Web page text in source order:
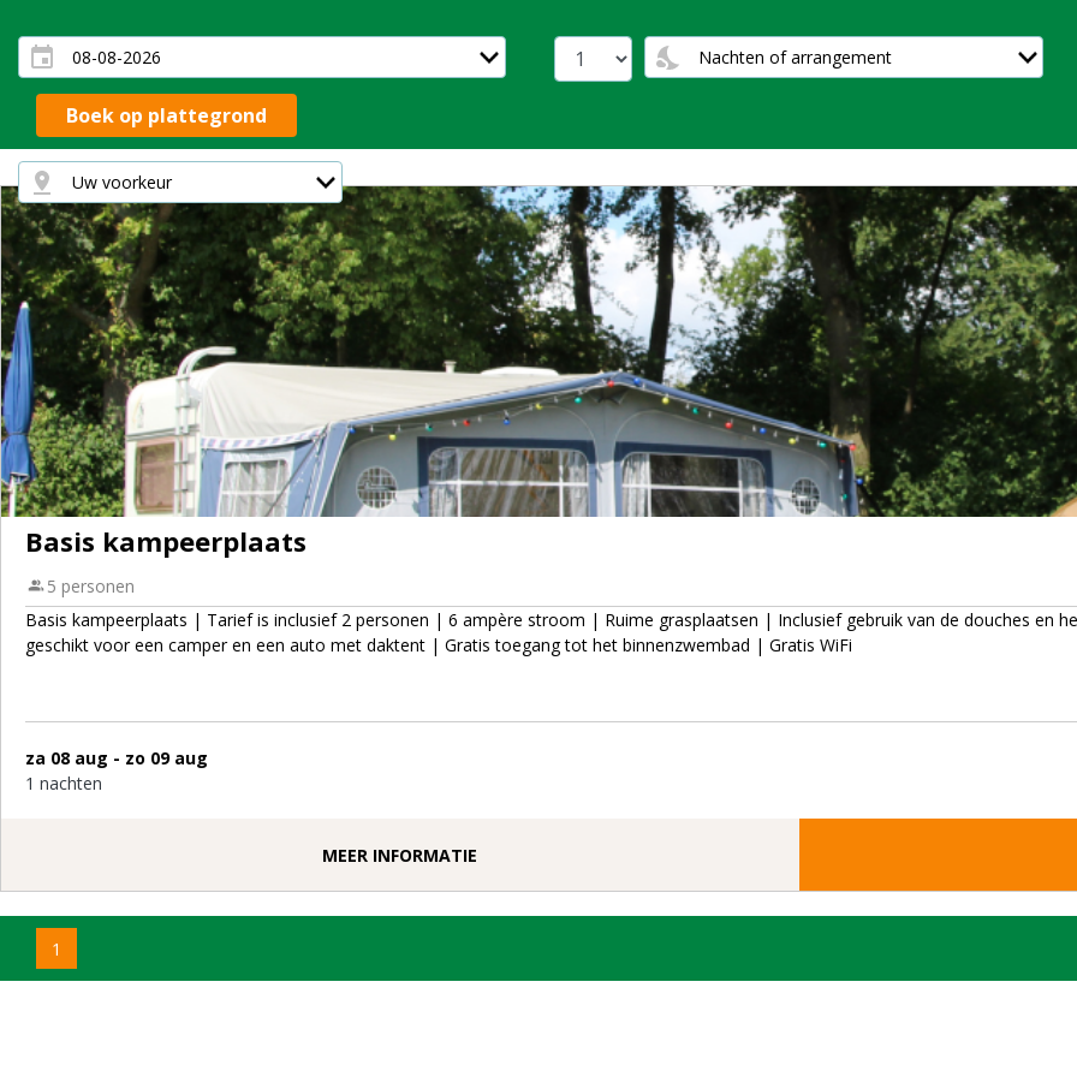
Boek op plattegrond
Basis kampeerplaats
5 personen
Basis kampeerplaats | Tarief is inclusief 2 personen | 6 ampère stroom | Ruime grasplaatsen | Inclusief gebruik van de douches en
geschikt voor een camper en een auto met daktent | Gratis toegang tot het binnenzwembad | Gratis WiFi
za 08 aug - zo 09 aug
1 nachten
MEER INFORMATIE
1